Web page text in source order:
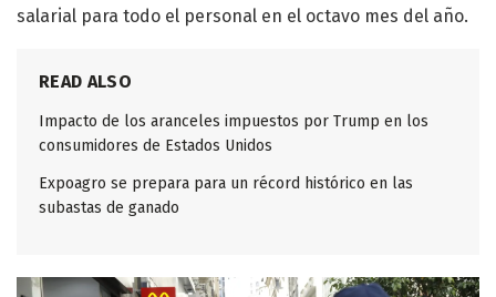
salarial para todo el personal en el octavo mes del año.
READ ALSO
Impacto de los aranceles impuestos por Trump en los
consumidores de Estados Unidos
Expoagro se prepara para un récord histórico en las
subastas de ganado